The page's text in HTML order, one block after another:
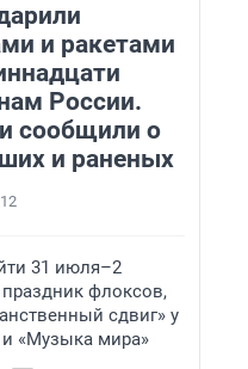
и ракетами
России.
сообщили о
и раненых
31 июля–2
праздник флоксов,
сдвиг» у
«Музыка мира»